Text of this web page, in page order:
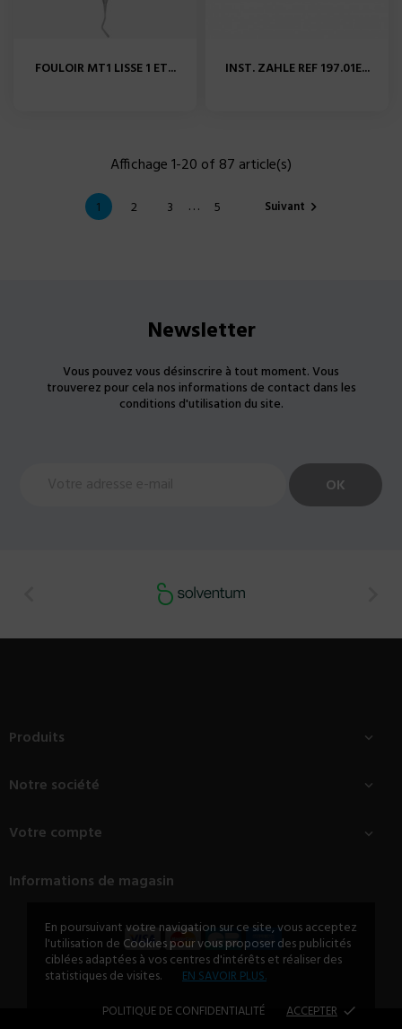
En poursuivant votre navigation sur ce site, vous acceptez
l'utilisation de Cookies pour vous proposer des publicités
ciblées adaptées à vos centres d'intérêts et réaliser des
statistiques de visites.
EN SAVOIR PLUS.
POLITIQUE DE CONFIDENTIALITÉ
ACCEPTER done
FOULOIR MT1 LISSE 1 ET... INST. ZAHLE REF 197.01E...
Affichage 1-20 of 87 article(s)
1 2 3 … 5 Suivant 
Newsletter
Vous pouvez vous désinscrire à tout moment. Vous
trouverez pour cela nos informations de contact dans les
conditions d'utilisation du site.
Produits 
Notre société 
Votre compte 
Informations de magasin